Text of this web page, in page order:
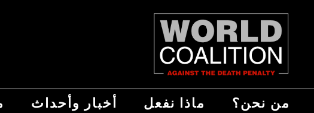
من نحن؟ ماذا نفعل أخبار وأحداث